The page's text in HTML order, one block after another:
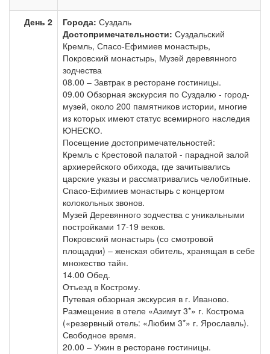
День 2 Города: Суздаль
Достопримечательности: Суздальский
Кремль, Спасо-Ефимиев монастырь,
Покровский монастырь, Музей деревянного
зодчества
08.00 – Завтрак в ресторане гостиницы.
09.00 Обзорная экскурсия по Суздалю - город-
музей, около 200 памятников истории, многие
из которых имеют статус всемирного наследия
ЮНЕСКО.
Посещение достопримечательностей:
Кремль с Крестовой палатой - парадной залой
архиерейского обихода, где зачитывались
царские указы и рассматривались челобитные.
Спасо-Ефимиев монастырь с концертом
колокольных звонов.
Музей Деревянного зодчества с уникальными
постройками 17-19 веков.
Покровский монастырь (со смотровой
площадки) – женская обитель, хранящая в себе
множество тайн.
14.00 Обед.
Отъезд в Кострому.
Путевая обзорная экскурсия в г. Иваново.
Размещение в отеле «Азимут 3*» г. Кострома
(«резервный отель: «Любим 3*» г. Ярославль).
Свободное время.
20.00 – Ужин в ресторане гостиницы.